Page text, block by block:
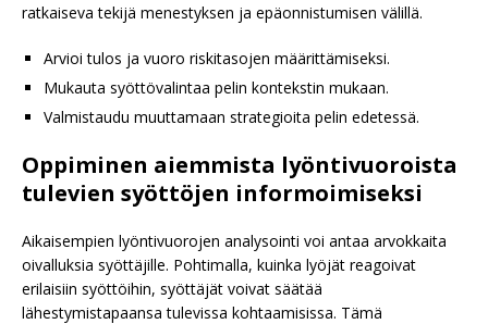
ratkaiseva tekijä menestyksen ja epäonnistumisen välillä.
Arvioi tulos ja vuoro riskitasojen määrittämiseksi.
Mukauta syöttövalintaa pelin kontekstin mukaan.
Valmistaudu muuttamaan strategioita pelin edetessä.
Oppiminen aiemmista lyöntivuoroista
tulevien syöttöjen informoimiseksi
Aikaisempien lyöntivuorojen analysointi voi antaa arvokkaita
oivalluksia syöttäjille. Pohtimalla, kuinka lyöjät reagoivat
erilaisiin syöttöihin, syöttäjät voivat säätää
lähestymistapaansa tulevissa kohtaamisissa. Tämä